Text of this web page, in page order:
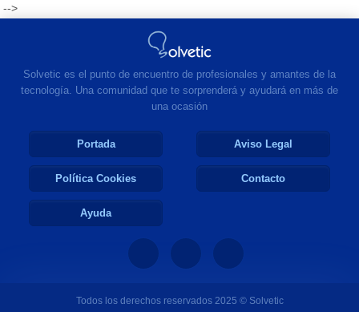
-->
Solvetic es el punto de encuentro de profesionales y amantes de la
tecnología. Una comunidad que te sorprenderá y ayudará en más de
una ocasión
Portada Aviso Legal
Política Cookies Contacto
Ayuda
Todos los derechos reservados 2025 © Solvetic